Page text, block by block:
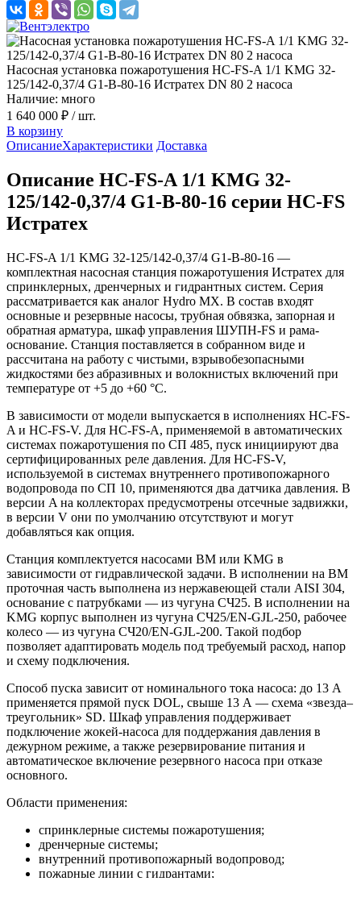
Насосная установка пожаротушения HC-FS-A 1/1 KMG 32-
125/142-0,37/4 G1-B-80-16 Истратех DN 80 2 насоса
Наличие: много
1 640 000 ₽ / шт.
В корзину
ОписаниеХарактеристики Доставка
Описание HC-FS-A 1/1 KMG 32-
125/142-0,37/4 G1-B-80-16 серии HC-FS
Истратех
HC-FS-A 1/1 KMG 32-125/142-0,37/4 G1-B-80-16 —
комплектная насосная станция пожаротушения Истратех для
спринклерных, дренчерных и гидрантных систем. Серия
рассматривается как аналог Hydro MX. В состав входят
основные и резервные насосы, трубная обвязка, запорная и
обратная арматура, шкаф управления ШУПН-FS и рама-
основание. Станция поставляется в собранном виде и
рассчитана на работу с чистыми, взрывобезопасными
жидкостями без абразивных и волокнистых включений при
температуре от +5 до +60 °С.
В зависимости от модели выпускается в исполнениях HC-FS-
A и HC-FS-V. Для HC-FS-A, применяемой в автоматических
системах пожаротушения по СП 485, пуск инициируют два
сертифицированных реле давления. Для HC-FS-V,
используемой в системах внутреннего противопожарного
водопровода по СП 10, применяются два датчика давления. В
версии A на коллекторах предусмотрены отсечные задвижки,
в версии V они по умолчанию отсутствуют и могут
добавляться как опция.
Станция комплектуется насосами BM или KMG в
зависимости от гидравлической задачи. В исполнении на BM
проточная часть выполнена из нержавеющей стали AISI 304,
основание с патрубками — из чугуна СЧ25. В исполнении на
KMG корпус выполнен из чугуна СЧ25/EN-GJL-250, рабочее
колесо — из чугуна СЧ20/EN-GJL-200. Такой подбор
позволяет адаптировать модель под требуемый расход, напор
и схему подключения.
Способ пуска зависит от номинального тока насоса: до 13 А
применяется прямой пуск DOL, свыше 13 А — схема «звезда–
треугольник» SD. Шкаф управления поддерживает
подключение жокей-насоса для поддержания давления в
дежурном режиме, а также резервирование питания и
автоматическое включение резервного насоса при отказе
основного.
Области применения:
спринклерные системы пожаротушения;
дренчерные системы;
внутренний противопожарный водопровод;
пожарные линии с гидрантами;